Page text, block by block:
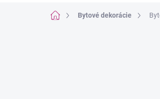
DomovBytové dekorácie